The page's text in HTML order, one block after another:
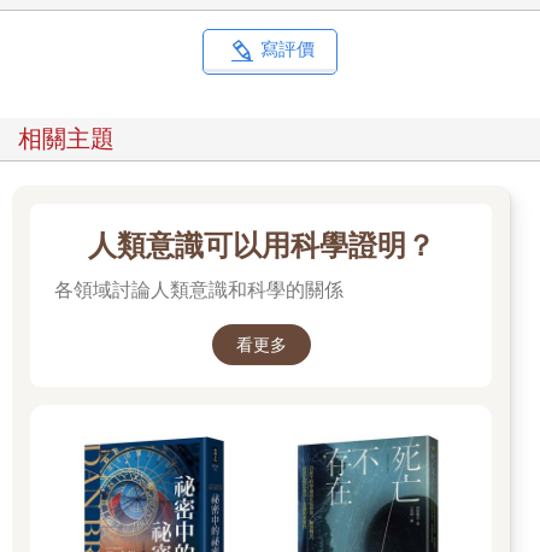
生存──把他們當作朋友，尊重他們、宣揚他們。比起直接與虎鯨
對話，我和我的許多同事在傾聽之後，選擇努力嘗試代替他們發
聲。當然，我依然對虎鯨深感好奇，依然希望更瞭解他們。
歸還是得回到這件事：為了確保虎鯨時而面臨威脅的鯨群、族
寫評價
相關主題
人類意識可以用科學證明？
各領域討論人類意識和科學的關係
看更多